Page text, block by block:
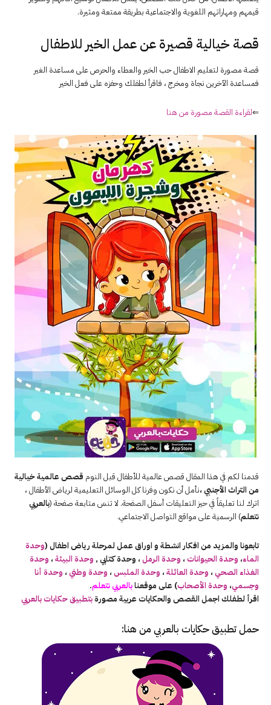
قيمهم ومهاراتهم اللغوية والاجتماعية بطريقة ممتعة ومثيرة.
قصة خيالية قصيرة عن عمل الخير للاطفال
قصة مصورة لتعليم الاطفال حب الخير والعطاء والحرص على مساعدة الغير
فمساعدة الآخرين نجاة ومخرج ، فاقرأ لطفلك وحفزه على فعل الخير
⇐لقراءة القصة مصورة من هنا
قدمنا لكم في هذا المقال قصص عالمية للأطفال قبل النوم قصص عالمية خيالية
من التراث الأجنبي ،نأمل أن نكون وفرنا كل الوسائل التعليمية لرياض الأطفال ،
اترك لنا تعليقاً في حيز التعليقات أسفل الصفحة. لا تنسَ متابعة صفحة (بالعربي
نتعلم) الرسمية على مواقع التواصل الاجتماعي.
تابعونا والمزيد من افكار انشطة و اوراق عمل لمرحلة رياض اطفال (وحدة
الماء، وحدة الحيوانات، وحدة الرمل، وحدة كتابي , وحدة البيئة، وحدة
الغذاء الصحي، وحدة العائلة، وحدة الملبس، وحدة وطني، وحدة أنا
وجسمي، وحدة الأصحاب) على موقعنابالعربي نتعلم.
اقرأ لطفلك اجمل القصص والحكايات عربية مصورةبتطبيق حكايات بالعربي
حمل تطبيقحكايات بالعربي من هنا: